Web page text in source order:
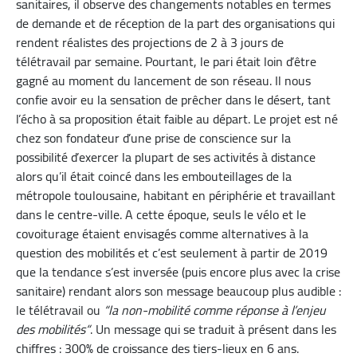
de demande et de réception de la part des organisations qui
rendent réalistes des projections de 2 à 3 jours de
télétravail par semaine. Pourtant, le pari était loin d’être
gagné au moment du lancement de son réseau. Il nous
confie avoir eu la sensation de prêcher dans le désert, tant
l’écho à sa proposition était faible au départ. Le projet est né
chez son fondateur d’une prise de conscience sur la
possibilité d’exercer la plupart de ses activités à distance
alors qu’il était coincé dans les embouteillages de la
métropole toulousaine, habitant en périphérie et travaillant
dans le centre-ville. A cette époque, seuls le vélo et le
covoiturage étaient envisagés comme alternatives à la
question des mobilités et c’est seulement à partir de 2019
que la tendance s’est inversée (puis encore plus avec la crise
sanitaire) rendant alors son message beaucoup plus audible :
le télétravail ou “la non-mobilité comme réponse à l’enjeu
des mobilités“. Un message qui se traduit à présent dans les
chiffres : 300% de croissance des tiers-lieux en 6 ans.